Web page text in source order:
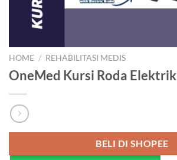
HOME / REHABILITASI MEDIS
OneMed Kursi Roda Elektrik
BELI DI SHOPEE